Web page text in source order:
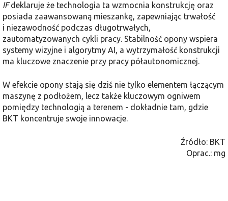
IFdeklaruje że technologia ta wzmocnia konstrukcję oraz
posiada zaawansowaną mieszankę, zapewniając trwałość
i niezawodność podczas długotrwałych,
zautomatyzowanych cykli pracy. Stabilność opony wspiera
systemy wizyjne i algorytmy AI, a wytrzymałość konstrukcji
ma kluczowe znaczenie przy pracy półautonomicznej.
W efekcie opony stają się dziś nie tylko elementem łączącym
maszynę z podłożem, lecz także kluczowym ogniwem
pomiędzy technologią a terenem - dokładnie tam, gdzie
BKT koncentruje swoje innowacje.
Źródło: BKT
Oprac.: mg